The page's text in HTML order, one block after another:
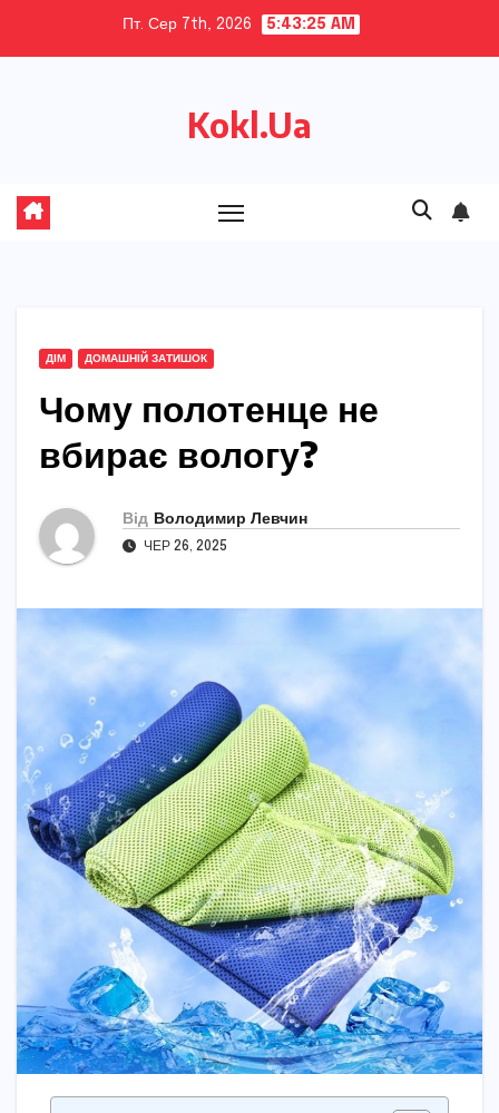
Пт. Сер 7th, 2026 5:43:26 AM
Kokl.Ua
ДІМ ДОМАШНІЙ ЗАТИШОК
Чому полотенце не
вбирає вологу?
Від Володимир Левчин
ЧЕР 26, 2025